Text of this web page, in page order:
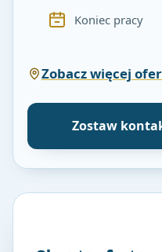
Koniec pracy
Zobacz więcej
Zostaw